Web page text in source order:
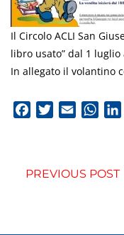
Il Circolo ACLI San
libro usato” dal 1
In allegato il volantino
FacebookTwitterEmail
PREVIOUS POST